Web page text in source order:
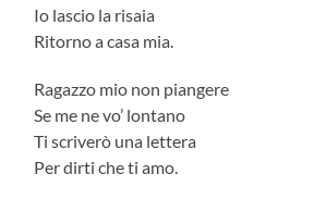
Io lascio la risaia
Ritorno a casa mia.
Ragazzo mio non piangere
Se me ne vo’ lontano
Ti scriverò una lettera
Per dirti che ti amo.